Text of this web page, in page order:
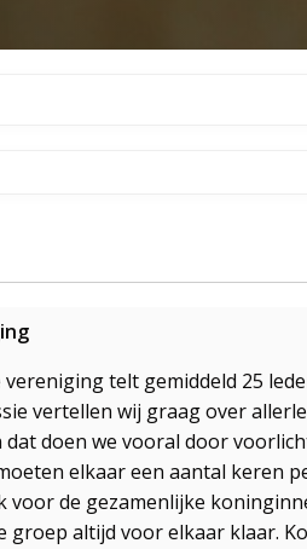
telt gemiddeld 25
vertellen wij graag over
doen we vooral door
elkaar een aantal keren
voor de gezamenlijke
groep altijd voor elkaar klaar.